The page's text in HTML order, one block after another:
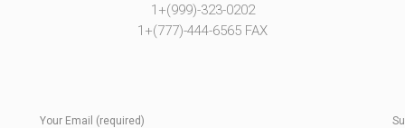
1+(999)-323-0202
1+(777)-444-6565 FAX
Your Email (required)